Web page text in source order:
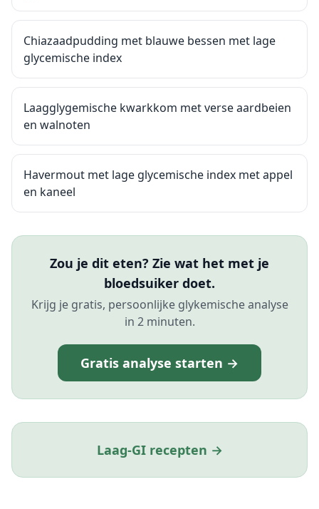
Chiazaadpudding met blauwe bessen met lage
glycemische index
Laagglygemische kwarkkom met verse aardbeien
en walnoten
Havermout met lage glycemische index met appel
en kaneel
Zou je dit eten? Zie wat het met je
bloedsuiker doet.
Krijg je gratis, persoonlijke glykemische analyse
in 2 minuten.
Gratis analyse starten →
Laag-GI recepten →